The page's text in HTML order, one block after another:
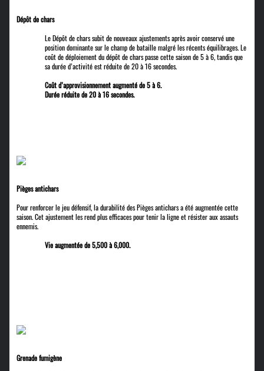
Dépôt de chars
Le Dépôt de chars subit de nouveaux ajustements après avoir conservé une
position dominante sur le champ de bataille malgré les récents équilibrages. Le
coût de déploiement du dépôt de chars passe cette saison de 5 à 6, tandis que
sa durée d’activité est réduite de 20 à 16 secondes.
Coût d’approvisionnement augmenté de 5 à 6.
Durée réduite de 20 à 16 secondes.
Pièges antichars
Pour renforcer le jeu défensif, la durabilité des Pièges antichars a été augmentée cette
saison. Cet ajustement les rend plus efficaces pour tenir la ligne et résister aux assauts
ennemis.
Vie augmentée de 5,500 à 6,000.
Grenade fumigène